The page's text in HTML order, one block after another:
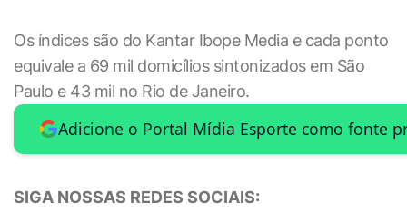
Os índices são do Kantar Ibope Media e cada ponto
equivale a 69 mil domicílios sintonizados em São
Paulo e 43 mil no Rio de Janeiro.
Adicione o Portal Mídia Esporte como fonte
SIGA NOSSAS REDES SOCIAIS: